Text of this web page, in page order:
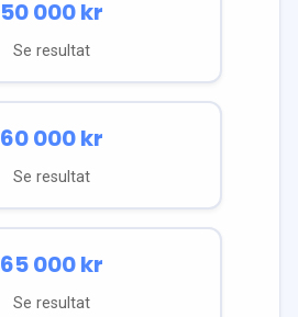
50 000kr
Se resultat
60 000kr
Se resultat
65 000kr
Se resultat